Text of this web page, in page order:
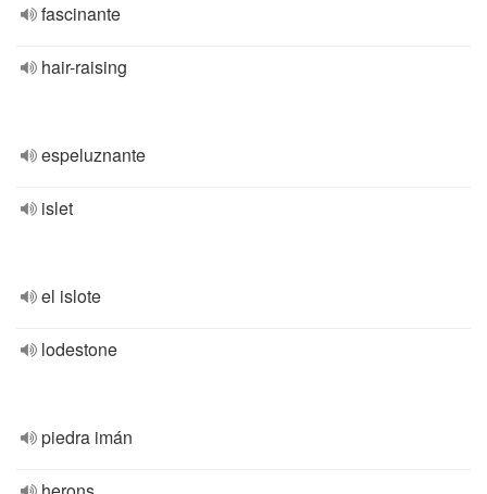
fascinante
hair-raising
espeluznante
islet
el islote
lodestone
piedra imán